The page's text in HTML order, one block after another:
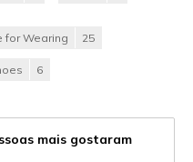
for Wearing 25
6
mais gostaram